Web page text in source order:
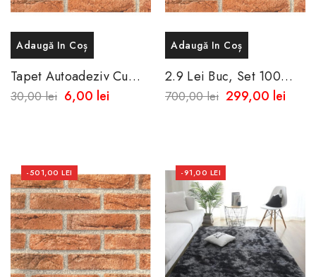
Adaugă In Coș
Tapet Autoadeziv Cu
Aspect De Caramida
Texturat -Rezistent La
30,00 lei 6,00 lei
Adaugă In Coș
2.9 Lei Buc, Set 100
Tapet Autoadeziv Cu
Aspect De Caramida
700,00 lei 299,00 lei
-501,00 LEI -91,00 LEI